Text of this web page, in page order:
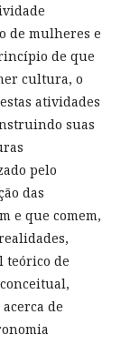
de mulheres e
de que
cultura, o
atividades
suas
pelo
das
e que comem,
teórico de
de